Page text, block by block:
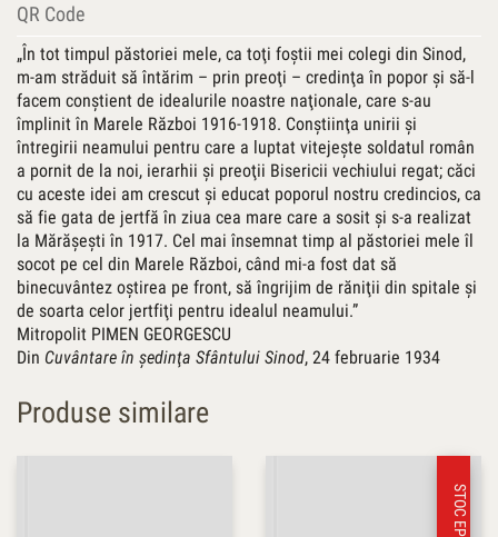
QR Code
„În tot timpul păstoriei mele, ca toţi foştii mei colegi din Sinod,
m-am străduit să întărim – prin preoţi – credinţa în popor şi să-l
facem conştient de idealurile noastre naţionale, care s-au
împlinit în Marele Război 1916-1918. Conştiinţa unirii şi
întregirii neamului pentru care a luptat vitejeşte soldatul român
a pornit de la noi, ierarhii şi preoţii Bisericii vechiului regat; căci
cu aceste idei am crescut şi educat poporul nostru credincios, ca
să fie gata de jertfă în ziua cea mare care a sosit şi s-a realizat
la Mărăşeşti în 1917. Cel mai însemnat timp al păstoriei mele îl
socot pe cel din Marele Război, când mi-a fost dat să
binecuvântez oştirea pe front, să îngrijim de răniţii din spitale şi
de soarta celor jertfiţi pentru idealul neamului.”
Mitropolit PIMEN GEORGESCU
Din Cuvântare în şedinţa Sfântului Sinod, 24 februarie 1934
Produse similare